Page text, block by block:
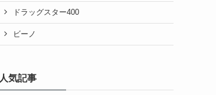
ドラッグスター400
ビーノ
人気記事